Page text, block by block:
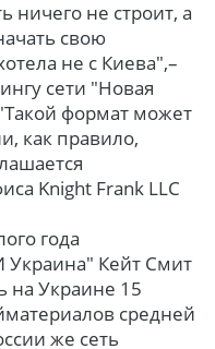
ничего не строит, а
свою
не с Киева",–
сети "Новая
формат может
как правило,
Knight Frank LLC
года
Украина" Кейт Смит
на Украине 15
средней
же сеть